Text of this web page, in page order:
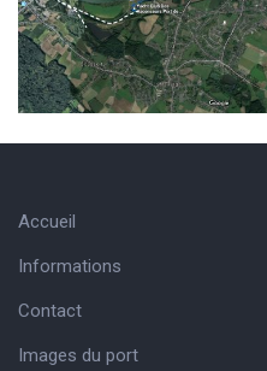
Accueil
Informations
Contact
Images du port